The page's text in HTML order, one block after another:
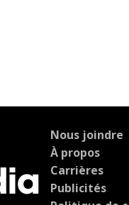
Nous joindre
À propos
Carrières
Publicités